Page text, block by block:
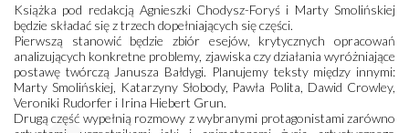
Książka pod redakcją Agnieszki Chodysz-Foryś i Marty Smolińskiej
będzie składać się z trzech dopełniających się części.
Pierwszą stanowić będzie zbiór esejów, krytycznych opracowań
analizujących konkretne problemy, zjawiska czy działania wyróżniające
postawę twórczą Janusza Bałdygi. Planujemy teksty między innymi:
Marty Smolińskiej, Katarzyny Słobody, Pawła Polita, Dawid Crowley,
Veroniki Rudorfer i Irina Hiebert Grun.
Drugą część wypełnią rozmowy z wybranymi protagonistami zarówno